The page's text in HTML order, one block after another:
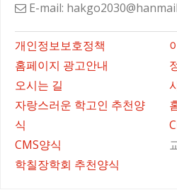
E-mail:
개인정보보호정책
홈페이지 광고안내
오시는 길
자랑스러운 학고인 추천양
식
CMS양식
학칠장학회 추천양식